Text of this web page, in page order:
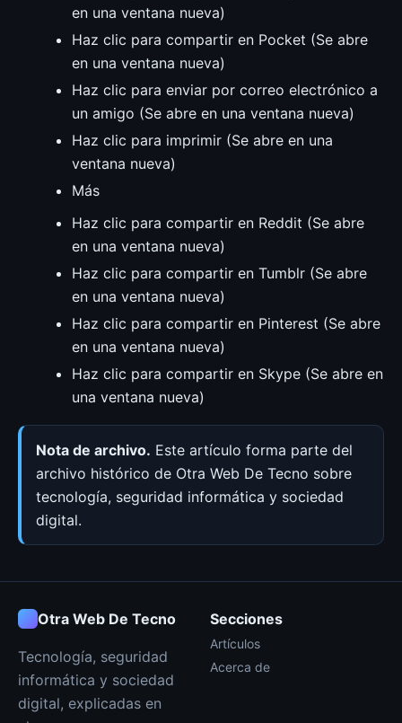
en una ventana nueva)
Haz clic para compartir en Pocket (Se abre
en una ventana nueva)
Haz clic para enviar por correo electrónico a
un amigo (Se abre en una ventana nueva)
Haz clic para imprimir (Se abre en una
ventana nueva)
Más
Haz clic para compartir en Reddit (Se abre
en una ventana nueva)
Haz clic para compartir en Tumblr (Se abre
en una ventana nueva)
Haz clic para compartir en Pinterest (Se abre
en una ventana nueva)
Haz clic para compartir en Skype (Se abre en
una ventana nueva)
Nota de archivo. Este artículo forma parte del
archivo histórico de Otra Web De Tecno sobre
tecnología, seguridad informática y sociedad
digital.
Otra Web De Tecno
Tecnología, seguridad
informática y sociedad
digital, explicadas en
Secciones
Artículos
Acerca de